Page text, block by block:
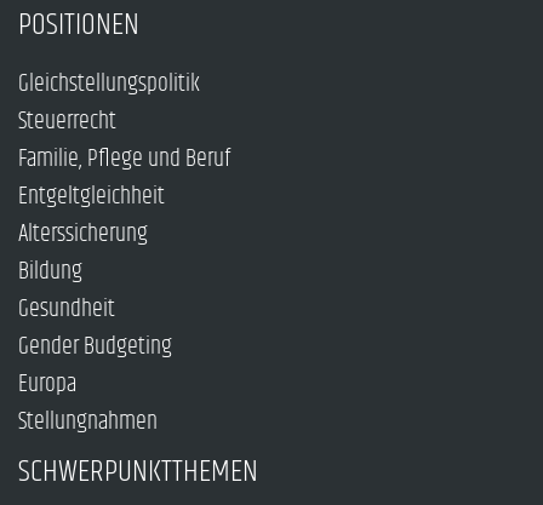
POSITIONEN
Gleichstellungspolitik
Steuerrecht
Familie, Pflege und Beruf
Entgeltgleichheit
Alterssicherung
Bildung
Gesundheit
Gender Budgeting
Europa
Stellungnahmen
SCHWERPUNKTTHEMEN